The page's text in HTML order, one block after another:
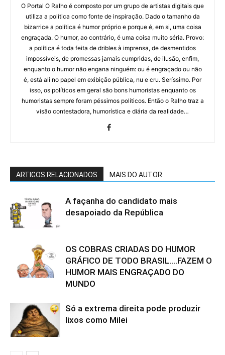
O Portal O Ralho é composto por um grupo de artistas digitais que
utiliza a política como fonte de inspiração. Dado o tamanho da
bizarrice a política é humor próprio e porque é, em si, uma coisa
engraçada. O humor, ao contrário, é uma coisa muito séria. Provo:
a política é toda feita de dribles à imprensa, de desmentidos
impossíveis, de promessas jamais cumpridas, de ilusão, enfim,
enquanto o humor não engana ninguém: ou é engraçado ou não
é, está ali no papel em exibição pública, nu e cru. Seríssimo. Por
isso, os políticos em geral são bons humoristas enquanto os
humoristas sempre foram péssimos políticos. Então o Ralho traz a
visão contestadora, humorística e diária da realidade…
ARTIGOS RELACIONADOS MAIS DO AUTOR
A façanha do candidato mais
desapoiado da República
OS COBRAS CRIADAS DO HUMOR
GRÁFICO DE TODO BRASIL….FAZEM O
HUMOR MAIS ENGRAÇADO DO
MUNDO
Só a extrema direita pode produzir
lixos como Milei